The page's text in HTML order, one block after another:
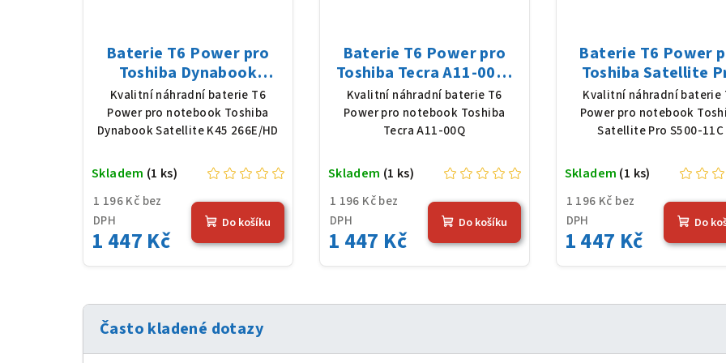
Baterie T6 Power pro
Toshiba Dynabook
Satellite K45 266E/HD,
Li-Ion, 10,8 V, 5200 mAh
(56 Wh), černá
Kvalitní náhradní baterie T6
Power pro notebook Toshiba
Dynabook Satellite K45 266E/HD
1 196 Kč bez
DPH
1 447 Kč
Skladem (1 ks)
Do košíku
Baterie T6 Power pro
Toshiba Tecra A11-00Q,
Li-Ion, 10,8 V, 5200 mAh
(56 Wh), černá
Kvalitní náhradní baterie T6
Power pro notebook Toshiba
Tecra A11-00Q
1 196 Kč bez
DPH
1 447 Kč
Skladem (1 ks)
Do košíku
Baterie T6 Power
Toshiba Satellite
S500-11C, Li-Ion,
5200 mAh (56 Wh),
Kvalitní náhradní baterie
Power pro notebook
Satellite Pro S500-11C
1 196 Kč bez
DPH
1 447 Kč
Skladem (1 ks)
Do
Často kladené dotazy